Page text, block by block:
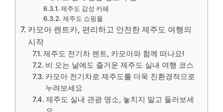
제주도 감성 카페
제주도 쇼핑몰
카모아 렌트카, 편리하고 안전한 제주도 여행의
시작
제주도 전기차 렌트, 카모아와 함께 떠나요!
비 오는 날에도 즐거운 제주도 실내 여행 코스
카모아 전기차로 제주도를 더욱 친환경적으로
누려보세요
제주도 실내 관광 명소, 놓치지 말고 둘러보세